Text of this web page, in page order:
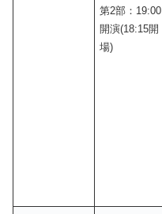
第2部：19:00
開演(18:15開
場)